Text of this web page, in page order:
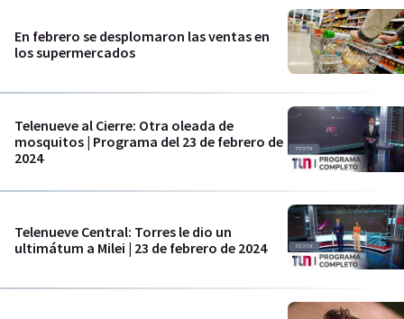
En febrero se desplomaron las ventas en
los supermercados
Telenueve al Cierre: Otra oleada de
mosquitos | Programa del 23 de febrero de
2024
Telenueve Central: Torres le dio un
ultimátum a Milei | 23 de febrero de 2024